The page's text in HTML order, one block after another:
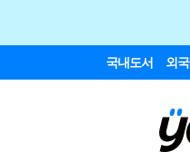
국내도서 외